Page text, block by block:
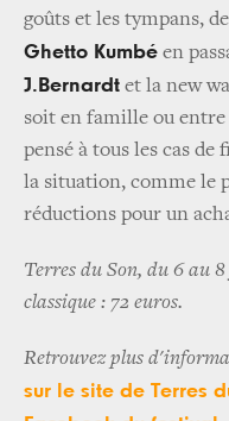
goûts et les tympans,
Ghetto Kumbé en
J.Bernardt et la new
soit en famille ou
pensé à tous les cas de
la situation, comme le
réductions pour un
Terres du Son, du 6 au
classique : 72 euros.
Retrouvez plus
sur le site de Terres